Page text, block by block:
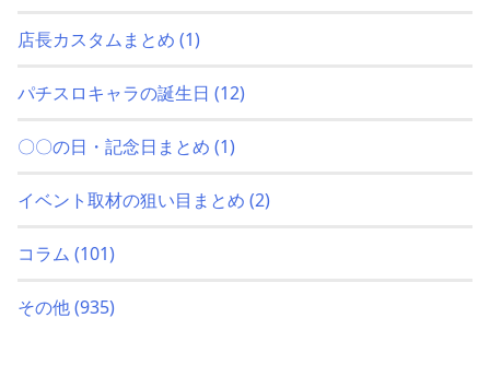
店長カスタムまとめ (1)
パチスロキャラの誕生日 (12)
〇〇の日・記念日まとめ (1)
イベント取材の狙い目まとめ (2)
コラム (101)
その他(935)